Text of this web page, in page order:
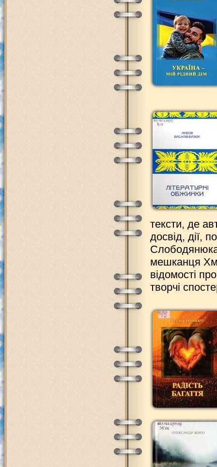
тексти, де
досвід, дії,
мешканця
відомості
творчі